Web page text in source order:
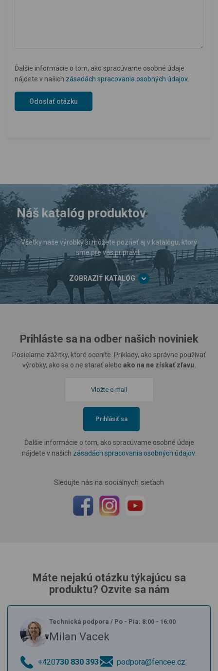
Ďalšie informácie o tom, ako spracúvame osobné údaje
nájdete v našich zásadách spracovania osobných údajov.
Náš katalóg produktov
Všetky naše výrobky si môžete pozrieť aj v katalógu, ktorý
sme pre vás pripravili.
ZOBRAZIŤ KATALÓG
Prihláste sa na odber našich noviniek
Posielame zážitky, ktoré oceníte. Príklady, ako správne používať
výrobky, ako sa o ne starať alebo ako na ne získať zľavu.
Prihlásiť sa
Ďalšie informácie o tom, ako spracúvame osobné údaje
nájdete v našich zásadách spracovania osobných údajov.
Sledujte nás na sociálnych sieťach
Máte nejakú otázku týkajúcu sa
produktu? Ozvite sa nám
Technická podpora / Po - Pia: 8:00 - 16:00
Milan Vacek
+420730 830 393 podpora@fencee.cz